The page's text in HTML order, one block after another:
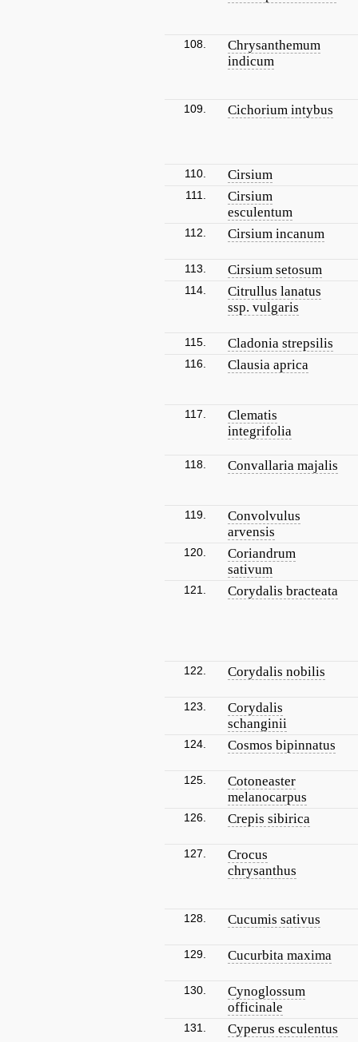
108.
Chrysanthemum
indicum
109. Cichorium intybus
110. Cirsium
111.
Cirsium
esculentum
112. Cirsium incanum
113. Cirsium setosum
114.
Citrullus lanatus
ssp. vulgaris
115. Cladonia strepsilis
116. Clausia aprica
117.
Clematis
integrifolia
118. Convallaria majalis
119.
Convolvulus
arvensis
120.
Coriandrum
sativum
121. Corydalis bracteata
122. Corydalis nobilis
123.
Corydalis
schanginii
124. Cosmos bipinnatus
125.
Cotoneaster
melanocarpus
126. Crepis sibirica
127.
Crocus
chrysanthus
128. Cucumis sativus
129. Cucurbita maxima
130.
Cynoglossum
officinale
131. Cyperus esculentus